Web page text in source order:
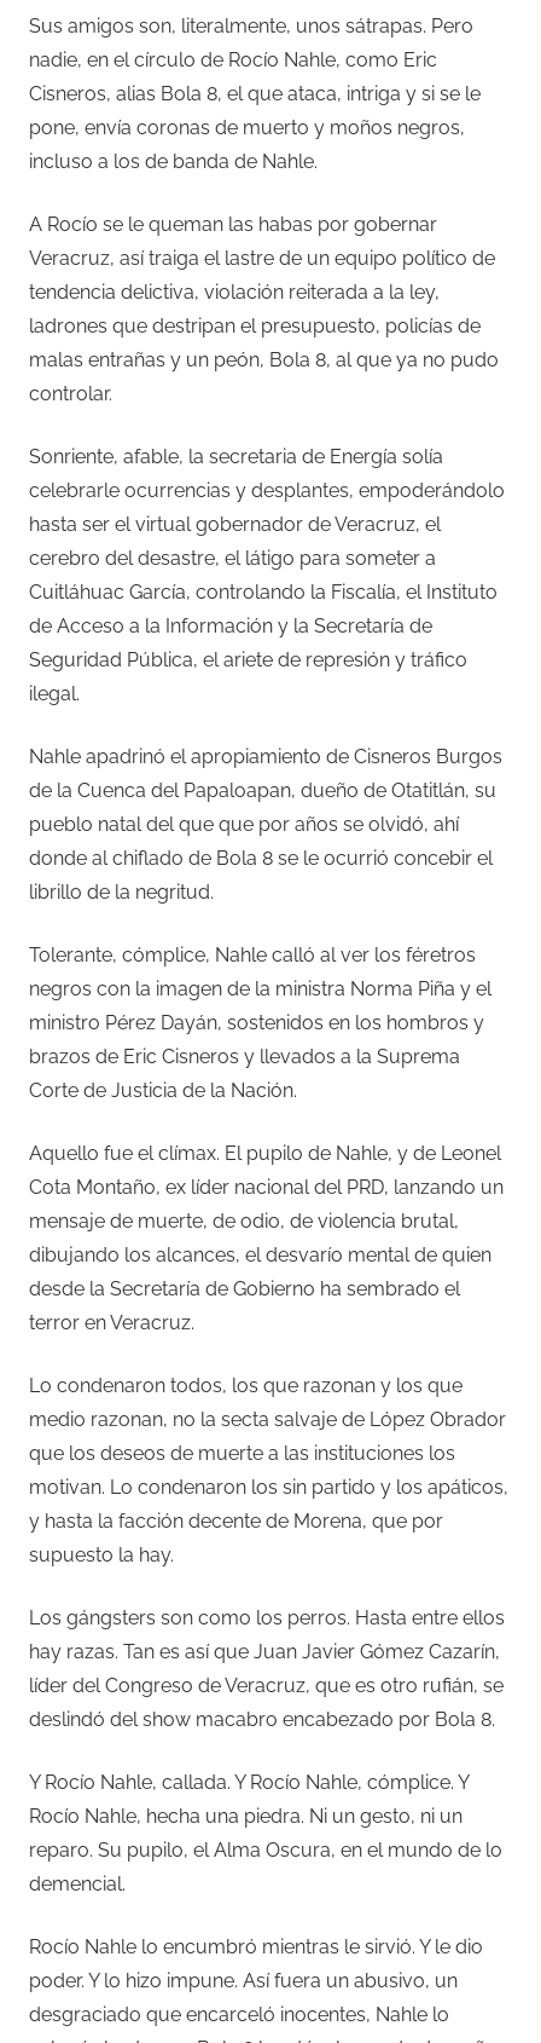
Sus amigos son, literalmente, unos sátrapas. Pero
nadie, en el círculo de Rocío Nahle, como Eric
Cisneros, alias Bola 8, el que ataca, intriga y si se le
pone, envía coronas de muerto y moños negros,
incluso a los de banda de Nahle.
A Rocío se le queman las habas por gobernar
Veracruz, así traiga el lastre de un equipo político de
tendencia delictiva, violación reiterada a la ley,
ladrones que destripan el presupuesto, policías de
malas entrañas y un peón, Bola 8, al que ya no pudo
controlar.
Sonriente, afable, la secretaria de Energía solía
celebrarle ocurrencias y desplantes, empoderándolo
hasta ser el virtual gobernador de Veracruz, el
cerebro del desastre, el látigo para someter a
Cuitláhuac García, controlando la Fiscalía, el Instituto
de Acceso a la Información y la Secretaría de
Seguridad Pública, el ariete de represión y tráfico
ilegal.
Nahle apadrinó el apropiamiento de Cisneros Burgos
de la Cuenca del Papaloapan, dueño de Otatitlán, su
pueblo natal del que que por años se olvidó, ahí
donde al chiflado de Bola 8 se le ocurrió concebir el
librillo de la negritud.
Tolerante, cómplice, Nahle calló al ver los féretros
negros con la imagen de la ministra Norma Piña y el
ministro Pérez Dayán, sostenidos en los hombros y
brazos de Eric Cisneros y llevados a la Suprema
Corte de Justicia de la Nación.
Aquello fue el clímax. El pupilo de Nahle, y de Leonel
Cota Montaño, ex líder nacional del PRD, lanzando un
mensaje de muerte, de odio, de violencia brutal,
dibujando los alcances, el desvarío mental de quien
desde la Secretaría de Gobierno ha sembrado el
terror en Veracruz.
Lo condenaron todos, los que razonan y los que
medio razonan, no la secta salvaje de López Obrador
que los deseos de muerte a las instituciones los
motivan. Lo condenaron los sin partido y los apáticos,
y hasta la facción decente de Morena, que por
supuesto la hay.
Los gángsters son como los perros. Hasta entre ellos
hay razas. Tan es así que Juan Javier Gómez Cazarín,
líder del Congreso de Veracruz, que es otro rufián, se
deslindó del show macabro encabezado por Bola 8.
Y Rocío Nahle, callada. Y Rocío Nahle, cómplice. Y
Rocío Nahle, hecha una piedra. Ni un gesto, ni un
reparo. Su pupilo, el Alma Oscura, en el mundo de lo
demencial.
Rocío Nahle lo encumbró mientras le sirvió. Y le dio
poder. Y lo hizo impune. Así fuera un abusivo, un
desgraciado que encarceló inocentes, Nahle lo